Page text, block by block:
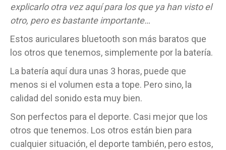
explicarlo otra vez aquí para los que ya han visto el
otro, pero es bastante importante…
Estos auriculares bluetooth son más baratos que
los otros que tenemos, simplemente por la batería.
La batería aquí dura unas 3 horas, puede que
menos si el volumen esta a tope. Pero sino, la
calidad del sonido esta muy bien.
Son perfectos para el deporte. Casi mejor que los
otros que tenemos. Los otros están bien para
cualquier situación, el deporte también, pero estos,